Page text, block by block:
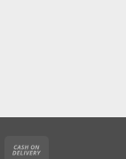
MasterCard